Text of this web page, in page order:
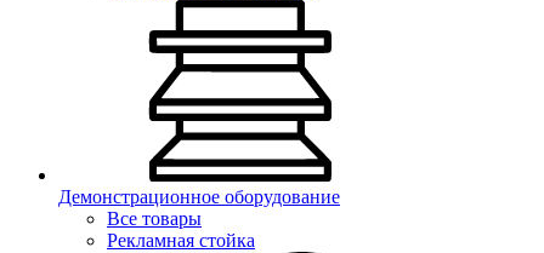
Демонстрационное оборудование
Все товары
Рекламная стойка